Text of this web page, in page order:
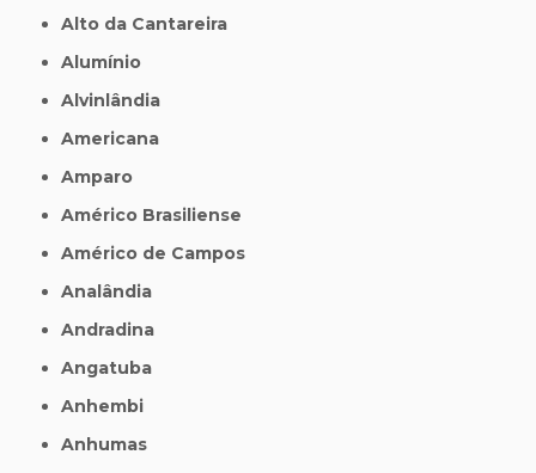
Alto da Cantareira
Alumínio
Alvinlândia
Americana
Amparo
Américo Brasiliense
Américo de Campos
Analândia
Andradina
Angatuba
Anhembi
Anhumas